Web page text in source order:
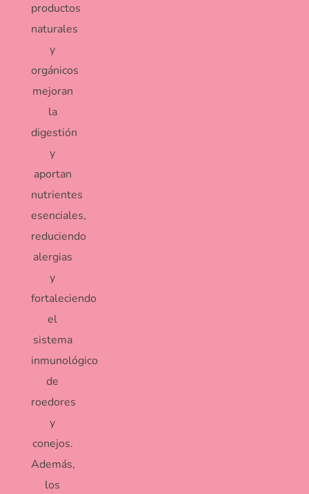
productos
naturales
y
orgánicos
mejoran
la
digestión
y
aportan
nutrientes
esenciales,
reduciendo
alergias
y
fortaleciendo
el
sistema
inmunológico
de
roedores
y
conejos.
Además,
los